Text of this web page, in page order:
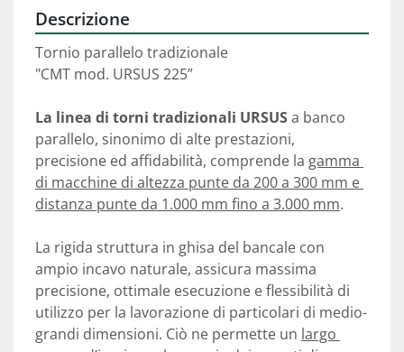
Descrizione
Tornio parallelo tradizionale
"CMT mod. URSUS 225”
La linea di torni tradizionali URSUS a banco
parallelo, sinonimo di alte prestazioni,
precisione ed affidabilità, comprende la gamma
di macchine di altezza punte da 200 a 300 mm e
distanza punte da 1.000 mm fino a 3.000 mm.
La rigida struttura in ghisa del bancale con
ampio incavo naturale, assicura massima
precisione, ottimale esecuzione e flessibilità di
utilizzo per la lavorazione di particolari di medio-
grandi dimensioni. Ciò ne permette un largo